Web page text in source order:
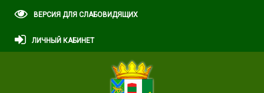
ВЕРСИЯ ДЛЯ СЛАБОВИДЯЩИХ
ЛИЧНЫЙ КАБИНЕТ